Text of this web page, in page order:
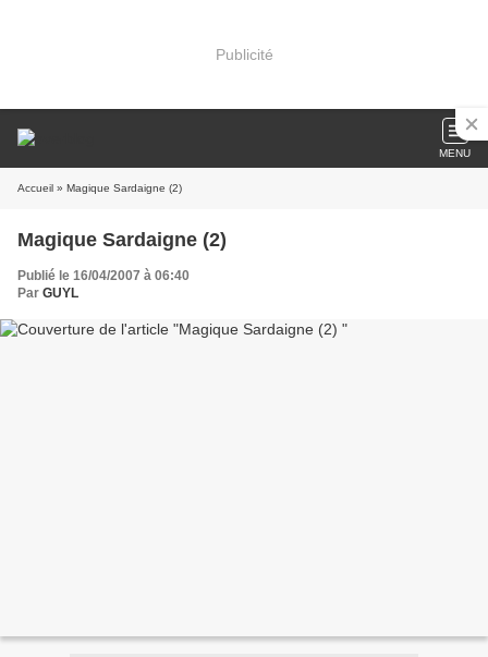
Publicité
MENU
Accueil » Magique Sardaigne (2)
Magique Sardaigne (2)
Publié le 16/04/2007 à 06:40
Par GUYL